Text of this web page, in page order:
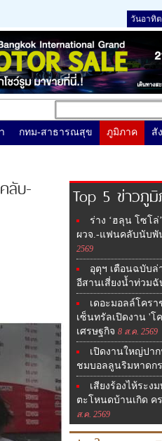
วันอาทิต
กทม-สาธารณสุข ภูมิภาค สั
ลับ-
Top 5 ข่าวภู
ร่าง ‘ฮลุน โซโ
ผวจ.-แฟนคลับนับพั
2569
อุตุฯ เตือนฉบับล่
อีสานเสี่ยงน้ำท่วม
เดอะมอลล์โคร
เซ็นทรัลเปิดงาน 'โ
เศรษฐกิจ 8 ส.ค. 2569
เปิดงานใหญ่ปา
ชมบอลลูนริมหาดก
เสียงร้องไห้ระง
ตะโหนดบ้านเกิด ค
ส.ค. 2569